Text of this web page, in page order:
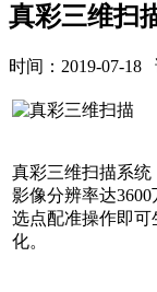
真彩三维扫
时间：2019-07-18
真彩三维扫描系统
影像分辨率达
选点配准操作即
化。